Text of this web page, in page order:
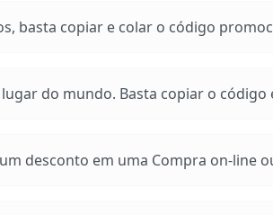
basta copiar e colar o código
do mundo. Basta copiar o
desconto em uma Compra on-line